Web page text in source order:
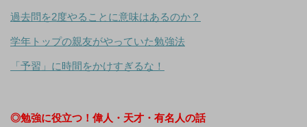
過去問を2度やることに意味はあるのか？
学年トップの親友がやっていた勉強法
「予習」に時間をかけすぎるな！
◎勉強に役立つ！偉人・天才・有名人の話